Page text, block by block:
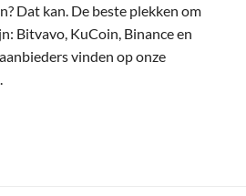
Dat kan. De beste plekken om
Bitvavo, KuCoin, Binance en
vinden op onze